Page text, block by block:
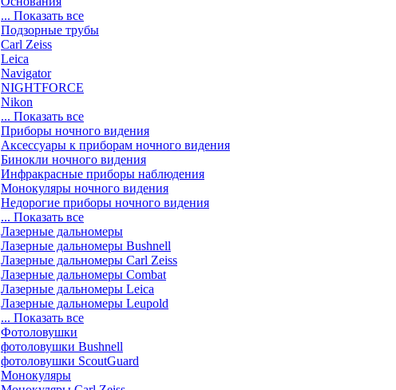
... Показать все
Подзорные трубы
Carl Zeiss
Leica
Navigator
NIGHTFORCE
Nikon
... Показать все
Приборы ночного видения
Аксессуары к приборам ночного видения
Бинокли ночного видения
Инфракрасные приборы наблюдения
Монокуляры ночного видения
Недорогие приборы ночного видения
... Показать все
Лазерные дальномеры
Лазерные дальномеры Bushnell
Лазерные дальномеры Carl Zeiss
Лазерные дальномеры Combat
Лазерные дальномеры Leica
Лазерные дальномеры Leupold
... Показать все
Фотоловушки
фотоловушки Bushnell
фотоловушки ScoutGuard
Монокуляры